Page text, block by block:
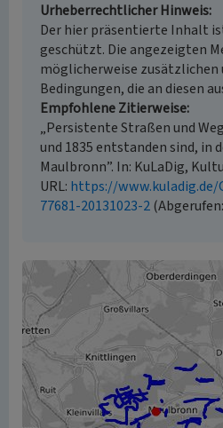
Urheberrechtlicher Hinweis
Der hier präsentierte Inhalt
geschützt. Die angezeigten
möglicherweise
Bedingungen, die an diesen
Empfohlene Zitierweise
„Persistente Straßen und
und 1835 entstanden sind, in
Maulbronn”. In: KuLaDig,
URL: https://
77681-20131023-2